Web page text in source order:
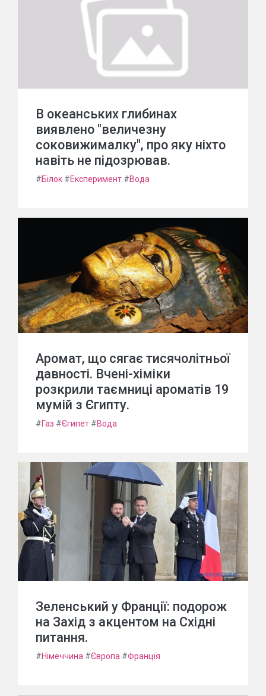
В океанських глибинах
виявлено "величезну
соковижималку", про яку ніхто
навіть не підозрював.
#Білок #Експеримент #Вода
Аромат, що сягає тисячолітньої
давності. Вчені-хіміки
розкрили таємниці ароматів 19
мумій з Єгипту.
#Газ #Єгипет #Вода
Зеленський у Франції: подорож
на Захід з акцентом на Східні
питання.
#Німеччина #Європа #Франція